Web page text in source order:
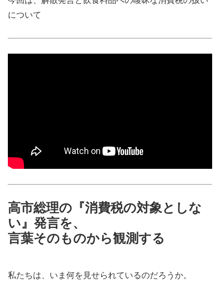
について
高市総理の『消費税の対象としな
い』発言を、
言葉そのものから観測する
私たちは、いま何を見せられているのだろうか。